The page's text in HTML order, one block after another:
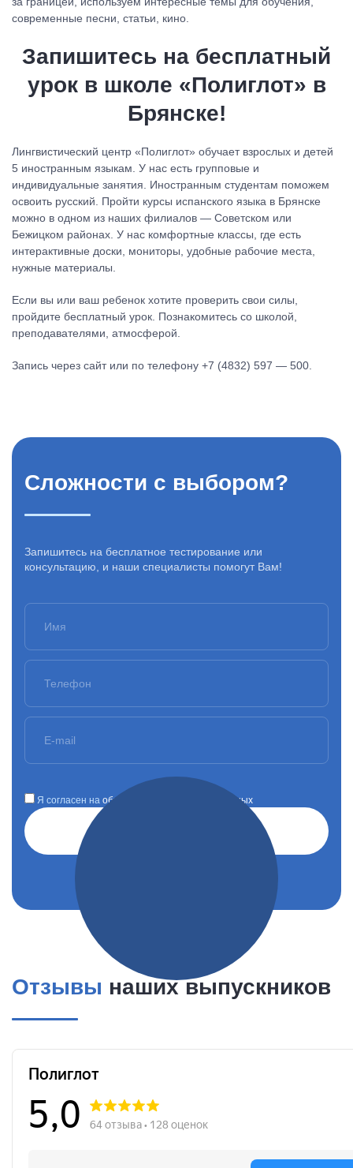
современные песни, статьи, кино.
Запишитесь на бесплатный
урок в школе «Полиглот» в
Брянске!
Лингвистический центр «Полиглот» обучает взрослых и детей
5 иностранным языкам. У нас есть групповые и
индивидуальные занятия. Иностранным студентам поможем
освоить русский. Пройти курсы испанского языка в Брянске
можно в одном из наших филиалов — Советском или
Бежицком районах. У нас комфортные классы, где есть
интерактивные доски, мониторы, удобные рабочие места,
нужные материалы.
Если вы или ваш ребенок хотите проверить свои силы,
пройдите бесплатный урок. Познакомитесь со школой,
преподавателями, атмосферой.
Запись через сайт или по телефону +7 (4832) 597 — 500.
Сложности с выбором?
Запишитесь на бесплатное тестирование или
консультацию, и наши специалисты помогут Вам!
Я согласен на обработку персональных данных
Отзывы наших выпускников